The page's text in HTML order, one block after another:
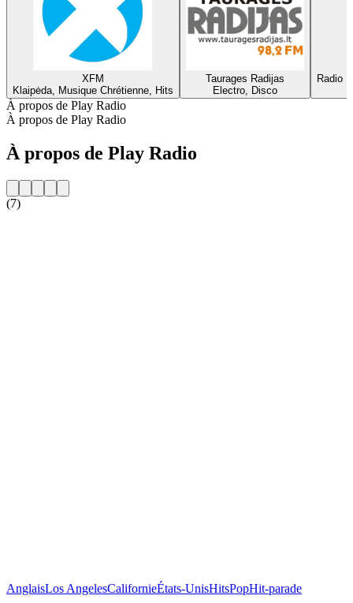
XFM
Klaipėda, Musique Chrétienne, Hits
Taurages Radijas
Electro, Disco
Radio
À propos de Play Radio
À propos de Play Radio
À propos de Play Radio
(7)
AnglaisLos AngelesCalifornieÉtats-UnisHitsPopHit-parade